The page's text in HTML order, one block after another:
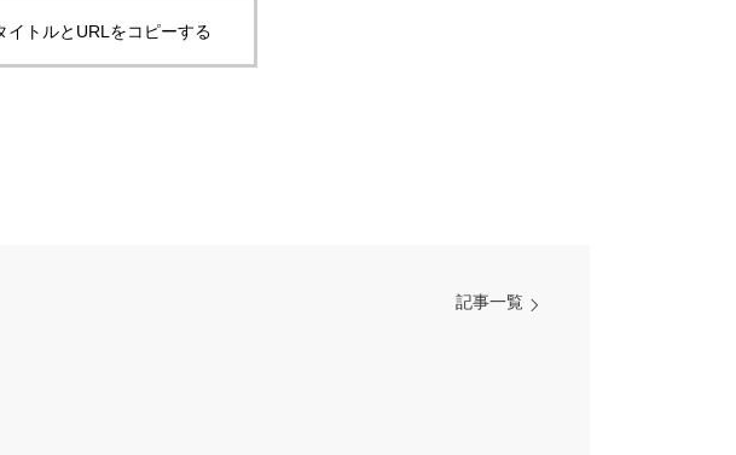
イトルとURLをコピーする
記事一覧